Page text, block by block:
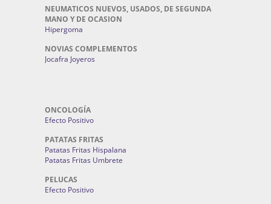
NEUMATICOS NUEVOS, USADOS, DE SEGUNDA
MANO Y DE OCASION
Hipergoma
NOVIAS COMPLEMENTOS
Jocafra Joyeros
ONCOLOGÍA
Efecto Positivo
PATATAS FRITAS
Patatas Fritas Hispalana
Patatas Fritas Umbrete
PELUCAS
Efecto Positivo